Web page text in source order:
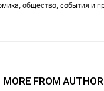
общество, события и
MORE FROM AUTHOR